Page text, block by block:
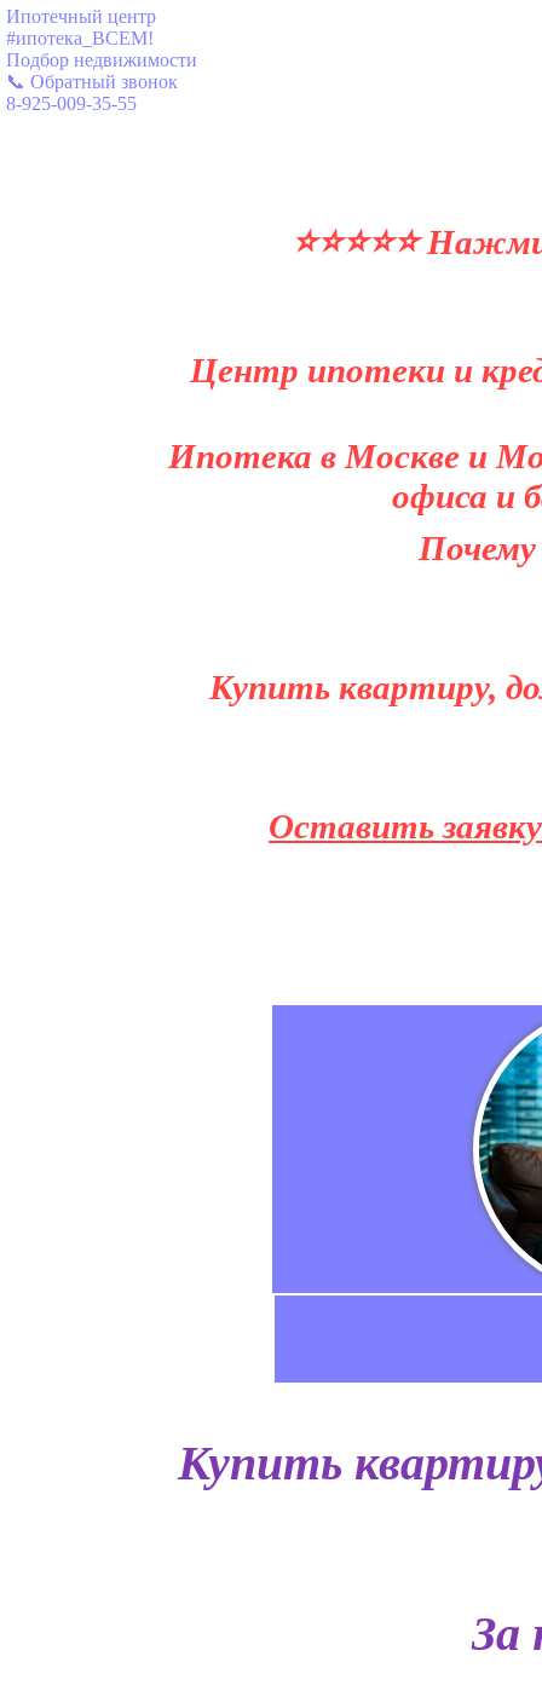
Ипотечный центр
#ипотека_ВСЕМ!
Подбор недвижимости
📞 Обратный звонок
8-925-009-35-55
⭐⭐⭐⭐⭐
Центр ипотеки и
Ипотека в Москве и
офиса и
Купить квартиру,
Оставить
Купить
За